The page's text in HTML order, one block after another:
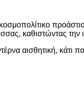
καθιστώντας
αισθητική, κάτι